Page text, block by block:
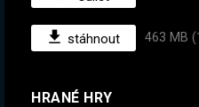
stáhnout 463 MB
HRANÉ HRY